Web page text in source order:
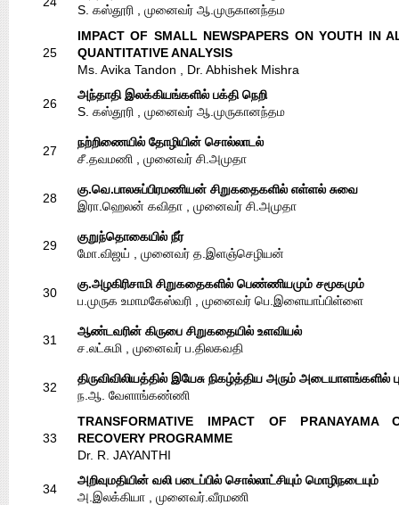
S. கஸ்தூரி , முனைவர் ஆ.முருகானந்தம
25
IMPACT OF SMALL NEWSPAPERS ON YOUTH IN
QUANTITATIVE ANALYSIS
Ms. Avika Tandon , Dr. Abhishek Mishra
26
அந்தாதி இலக்கியங்களில் பக்தி நெறி
S. கஸ்தூரி , முனைவர் ஆ.முருகானந்தம
27
நற்றிணையில் தோழியின் சொல்லாடல்
சீ.தவமணி , முனைவர் சி.அமுதா
28
கு.வெ.பாலசுப்பிரமணியன் சிறுகதைகளில் எள்ளல் சுவை
இரா.ஹெலன் கவிதா , முனைவர் சி.அமுதா
29
குறுந்தொகையில் நீர்
மோ.விஜய் , முனைவர் த.இளஞ்செழியன்
30
கு.அழகிரிசாமி சிறுகதைகளில் பெண்ணியமும் சமூகமும்
ப.முருக உமாமகேஸ்வரி , முனைவர் பெ.இளையாப்பிள்ளை
31
ஆண்டவரின் கிருபை சிறுகதையில் உளவியல்
ச.லட்சுமி , முனைவர் ப.திலகவதி
32
திருவிவிலியத்தில் இயேசு நிகழ்த்திய அரும் அடையாளங்களில்
ந.ஆ. வேளாங்கண்ணி
33
TRANSFORMATIVE IMPACT OF PRANAYAMA
RECOVERY PROGRAMME
Dr. R. JAYANTHI
34
அறிவுமதியின் வலி படைப்பில் சொல்லாட்சியும் மொழிநடையும்
அ.இலக்கியா , முனைவர்.வீரமணி